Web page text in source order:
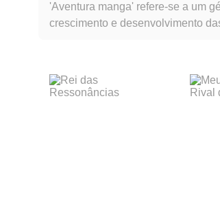
'Aventura manga' refere-se a um
crescimento e desenvolvimento